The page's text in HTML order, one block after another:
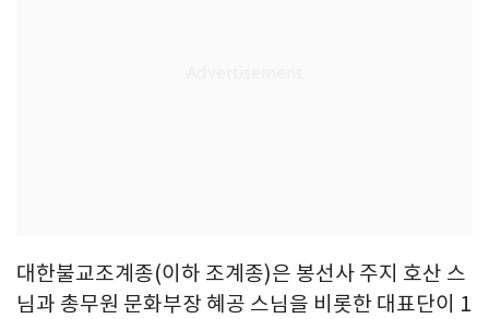
대한불교조계종(이하 조계종)은 봉선사 주지 호산 스
님과 총무원 문화부장 혜공 스님을 비롯한 대표단이 1